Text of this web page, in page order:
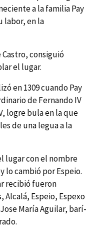
a la familia Pay
labor, en la
Castro, consiguió
el lugar.
en 1309 cuando Pay
de Fernando IV
logre bula en la que
de una legua a la
lugar con el nombre
lo cambió por Espeio.
recibió fueron
Alcalá, Espeio, Espexo
Jose Marí­a Aguilar, barí­